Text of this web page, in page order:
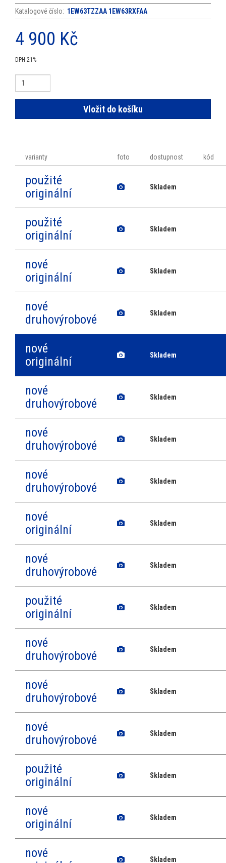
Katalogové číslo: 1EW63TZZAA 1EW63RXFAA
4 900 Kč
DPH 21%
varianty foto dostupnost kód
použité
originální
Skladem
použité
originální
Skladem
nové
originální
Skladem
nové
druhovýrobové
Skladem
nové
originální
Skladem
nové
druhovýrobové
Skladem
nové
druhovýrobové
Skladem
nové
druhovýrobové
Skladem
nové
originální
Skladem
nové
druhovýrobové
Skladem
použité
originální
Skladem
nové
druhovýrobové
Skladem
nové
druhovýrobové
Skladem
nové
druhovýrobové
Skladem
použité
originální
Skladem
nové
originální
Skladem
nové
Skladem